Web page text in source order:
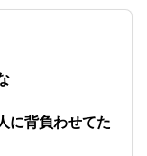
に背負わせてた